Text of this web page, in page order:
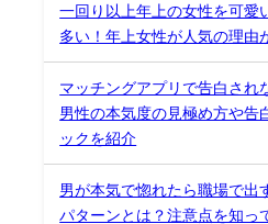
一回り以上年上の女性を可愛
多い！年上女性が人気の理由
マッチングアプリで告白され
男性の本気度の見極め方や告
ックを紹介
男が本気で惚れたら職場で出
パターンとは？注意点を知っ